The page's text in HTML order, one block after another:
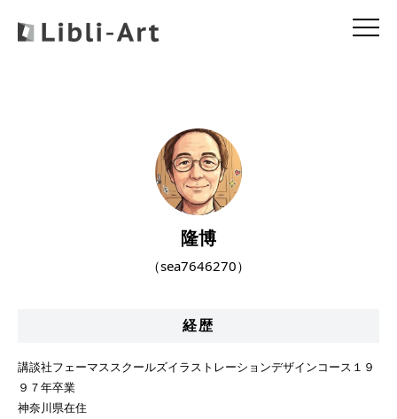
隆博
（sea7646270）
経歴
講談社フェーマススクールズイラストレーションデザインコース１９
９７年卒業
神奈川県在住